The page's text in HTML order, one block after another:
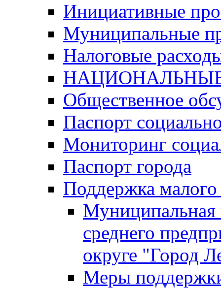
Инициативные
Муниципальные
Налоговые
Общественное
Паспорт
Мониторинг
Паспорт города
Поддержка малого
Муниципальная
среднего
округе "Город
Меры